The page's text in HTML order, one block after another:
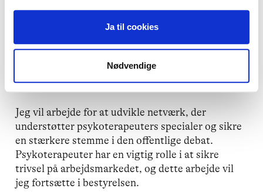
Ja til cookies
Nødvendige
udvikling.
Hvad er dine ambitioner for foreningens
fremtid?
Jeg vil arbejde for at udvikle netværk, der
understøtter psykoterapeuters specialer og sikre
en stærkere stemme i den offentlige debat.
Psykoterapeuter har en vigtig rolle i at sikre
trivsel på arbejdsmarkedet, og dette arbejde vil
jeg fortsætte i bestyrelsen.